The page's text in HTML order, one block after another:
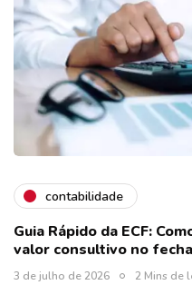
contabilidade
Guia Rápido da ECF:
valor consultivo no
3 de julho de 2026 2 Mins de